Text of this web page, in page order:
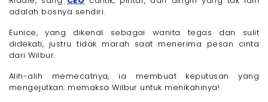
adalah bosnya sendiri.
Eunice, yang dikenal sebagai wanita tegas dan sulit
didekati, justru tidak marah saat menerima pesan cinta
dari Wilbur.
Alih-alih memecatnya, ia membuat keputusan yang
mengejutkan: memaksa Wilbur untuk menikahinya!